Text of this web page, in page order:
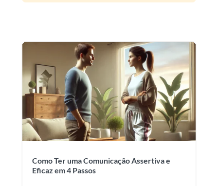
Como Ter uma Comunicação Assertiva e
Eficaz em 4 Passos